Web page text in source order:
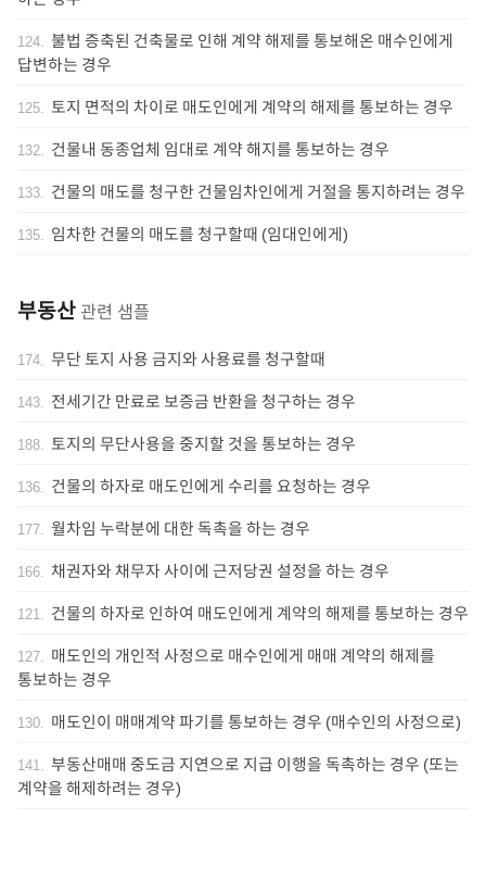
124. 불법 증축된 건축물로 인해 계약 해제를 통보해온 매수인에게
답변하는 경우
125. 토지 면적의 차이로 매도인에게 계약의 해제를 통보하는 경우
132. 건물내 동종업체 임대로 계약 해지를 통보하는 경우
133. 건물의 매도를 청구한 건물임차인에게 거절을 통지하려는 경우
135. 임차한 건물의 매도를 청구할때 (임대인에게)
부동산 관련 샘플
174. 무단 토지 사용 금지와 사용료를 청구할때
143. 전세기간 만료로 보증금 반환을 청구하는 경우
188. 토지의 무단사용을 중지할 것을 통보하는 경우
136. 건물의 하자로 매도인에게 수리를 요청하는 경우
177. 월차임 누락분에 대한 독촉을 하는 경우
166. 채권자와 채무자 사이에 근저당권 설정을 하는 경우
121. 건물의 하자로 인하여 매도인에게 계약의 해제를 통보하는 경우
127. 매도인의 개인적 사정으로 매수인에게 매매 계약의 해제를
통보하는 경우
130. 매도인이 매매계약 파기를 통보하는 경우 (매수인의 사정으로)
141. 부동산매매 중도금 지연으로 지급 이행을 독촉하는 경우 (또는
계약을 해제하려는 경우)